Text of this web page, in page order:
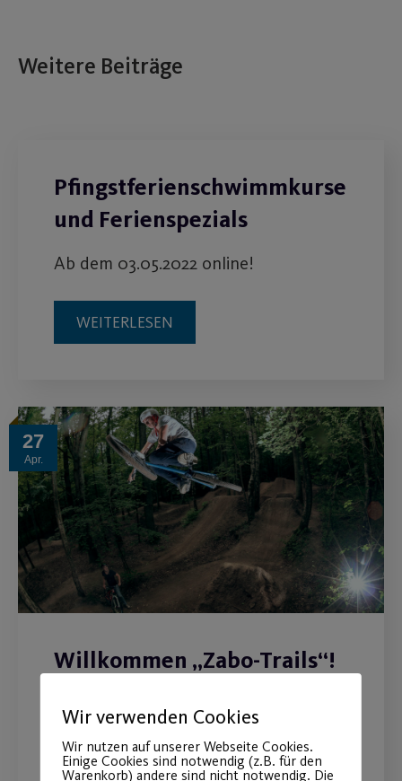
Weitere Beiträge
Pfingstferienschwimmkurse
und Ferienspezials
Ab dem 03.05.2022 online!
WEITERLESEN
27
Apr.
Willkommen „Zabo-Trails“!
Sportanlage und Sportart reicher.
Wir verwenden Cookies
Wir nutzen auf unserer Webseite Cookies.
Einige Cookies sind notwendig (z.B. für den
Warenkorb) andere sind nicht notwendig. Die